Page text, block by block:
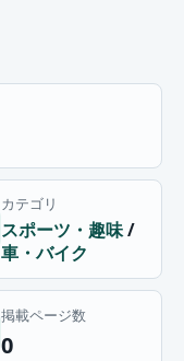
カテゴリ
スポーツ・趣味/
車・バイク
掲載ページ数
0